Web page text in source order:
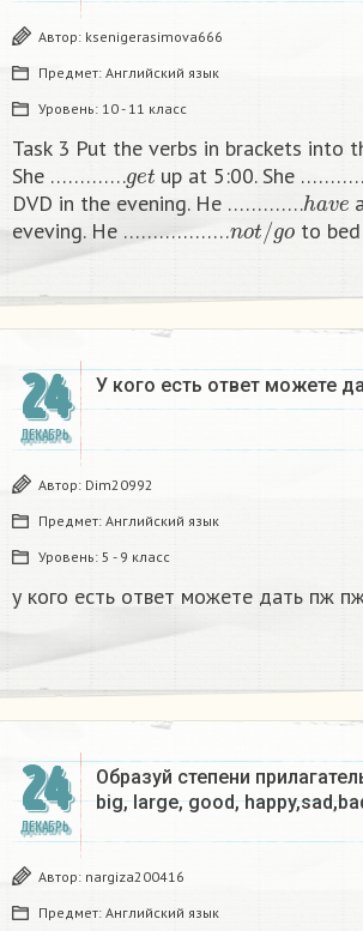
Автор: ksenigerasimova666
Предмет: Английский язык
Уровень: 10 - 11 класс
Task 3 Put the verbs in brackets into
She ………….ge tup at 5:00. She
DVD in the evening. He ………….have
eveving. He ………………not/go to
24
ДЕКАБРЬ
У кого есть ответ можете
Автор: Dim20992
Предмет: Английский язык
Уровень: 5 - 9 класс
у кого есть ответ можете дать пж
24
ДЕКАБРЬ
Образуй степени
big, large, good,
Автор: nargiza200416
Предмет: Английский язык